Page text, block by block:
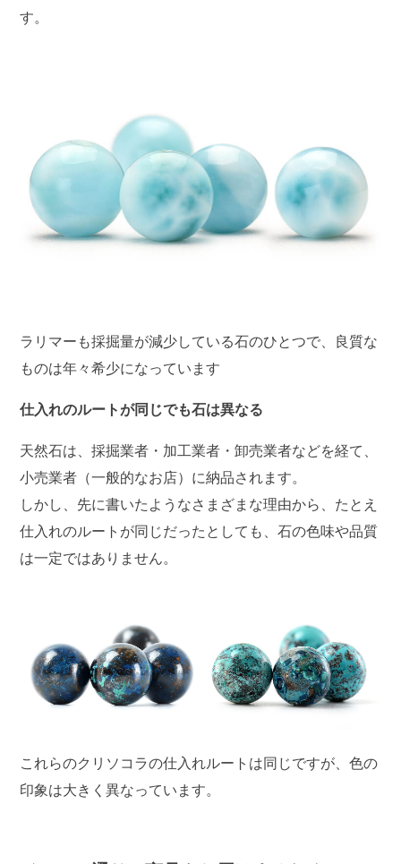
す。
ラリマーも採掘量が減少している石のひとつで、良質な
ものは年々希少になっています
仕入れのルートが同じでも石は異なる
天然石は、採掘業者・加工業者・卸売業者などを経て、
小売業者（一般的なお店）に納品されます。
しかし、先に書いたようなさまざまな理由から、たとえ
仕入れのルートが同じだったとしても、石の色味や品質
は一定ではありません。
これらのクリソコラの仕入れルートは同じですが、色の
印象は大きく異なっています。